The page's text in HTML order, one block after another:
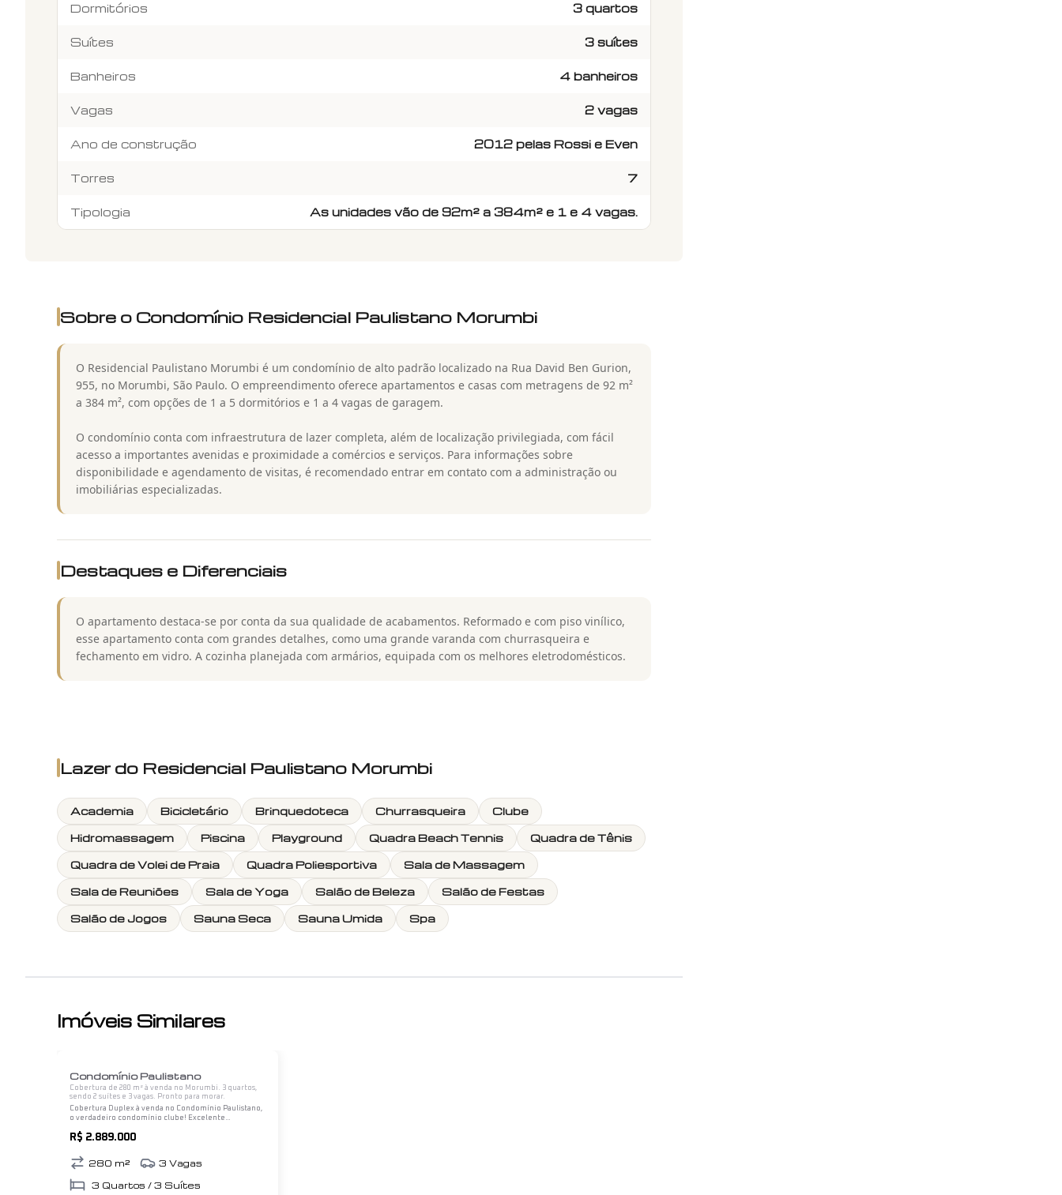
Dormitórios 3 quartos
Suítes 3 suítes
Banheiros 4 banheiros
Vagas 2 vagas
Ano de construção 2012 pelas Rossi e Even
Torres 7
Tipologia As unidades vão de 92m² a 384m² e 1 e 4 vagas.
Sobre o Condomínio Residencial Paulistano Morumbi
O Residencial Paulistano Morumbi é um condomínio de alto padrão localizado na Rua David Ben Gurion,
955, no Morumbi, São Paulo. O empreendimento oferece apartamentos e casas com metragens de 92 m²
a 384 m², com opções de 1 a 5 dormitórios e 1 a 4 vagas de garagem.
O condomínio conta com infraestrutura de lazer completa, além de localização privilegiada, com fácil
acesso a importantes avenidas e proximidade a comércios e serviços. Para informações sobre
disponibilidade e agendamento de visitas, é recomendado entrar em contato com a administração ou
imobiliárias especializadas.
Destaques e Diferenciais
O apartamento destaca-se por conta da sua qualidade de acabamentos. Reformado e com piso vinílico,
esse apartamento conta com grandes detalhes, como uma grande varanda com churrasqueira e
fechamento em vidro. A cozinha planejada com armários, equipada com os melhores eletrodomésticos.
Lazer do Residencial Paulistano Morumbi
Academia Bicicletário Brinquedoteca Churrasqueira
Clube
Hidromassagem
Piscina Playground Quadra Beach Tennis
Quadra de Tênis
Quadra de Volei de Praia
Quadra Poliesportiva
Sala de Massagem
Sala de Reuniões
Sala de Yoga Salão de Beleza
Salão de Festas
Salão de Jogos
Sauna Seca Sauna Umida Spa
Imóveis Similares
Condomínio Paulistano
Cobertura de 280 m² à venda no Morumbi. 3 quartos,
sendo 2 suítes e 3 vagas. Pronto para morar.
Cobertura Duplex à venda no Condomínio Paulistano,
o verdadeiro condomínio clube! Excelente
280m² dentro um condomínio clube! Este imóvel
R$ 2.889.000
280 m² 3 Vagas
3 Quartos / 3 Suítes